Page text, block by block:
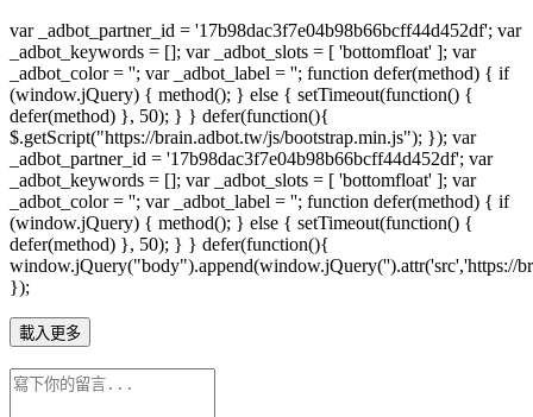
var _adbot_partner_id = '17b98dac3f7e04b98b66bcff44d452df'; var
_adbot_keywords = []; var _adbot_slots = [ 'bottomfloat' ]; var
_adbot_color = ''; var _adbot_label = ''; function defer(method) { if
(window.jQuery) { method(); } else { setTimeout(function() {
defer(method) }, 50); } } defer(function(){
$.getScript("https://brain.adbot.tw/js/bootstrap.min.js"); }); var
_adbot_partner_id = '17b98dac3f7e04b98b66bcff44d452df'; var
_adbot_keywords = []; var _adbot_slots = [ 'bottomfloat' ]; var
_adbot_color = ''; var _adbot_label = ''; function defer(method) { if
(window.jQuery) { method(); } else { setTimeout(function() {
defer(method) }, 50); } } defer(function(){
window.jQuery("body").append(window.jQuery('').attr('src','https://
});
載入更多